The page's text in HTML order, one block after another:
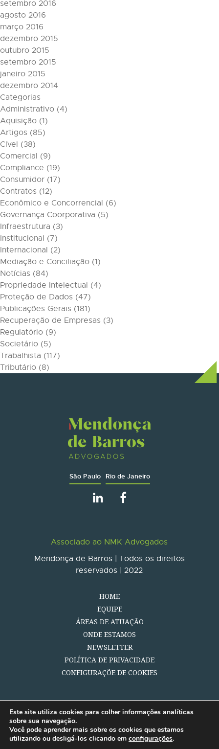
setembro 2016
agosto 2016
março 2016
dezembro 2015
outubro 2015
setembro 2015
janeiro 2015
dezembro 2014
Categorias
Administrativo (4)
Aquisição (1)
Artigos (85)
Cível (38)
Comercial (9)
Compliance (19)
Consumidor (17)
Contratos (12)
Econômico e Concorrencial (6)
Governança Coorporativa (5)
Infraestrutura (3)
Institucional (7)
Internacional (2)
Mediação e Conciliação (1)
Notícias (84)
Propriedade Intelectual (4)
Proteção de Dados (47)
Publicações Gerais (181)
Recuperação de Empresas (3)
Regulatório (9)
Societário (5)
Trabalhista (117)
Tributário (8)
São Paulo Rio de Janeiro
Associado ao NMK Advogados
Mendonça de Barros | Todos os direitos
reservados | 2022
HOME
EQUIPE
ÁREAS DE ATUAÇÃO
ONDE ESTAMOS
NEWSLETTER
POLÍTICA DE PRIVACIDADE
CONFIGURAÇÕE DE COOKIES
Este site utiliza cookies para colher informações analíticas
sobre sua navegação.
Você pode aprender mais sobre os cookies que estamos
utilizando ou desligá-los clicando em configurações.